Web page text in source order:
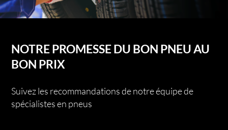
NOTRE PROMESSE DU BON PNEU AU
BON PRIX
Suivez les recommandations de notre équipe de
spécialistes en pneus